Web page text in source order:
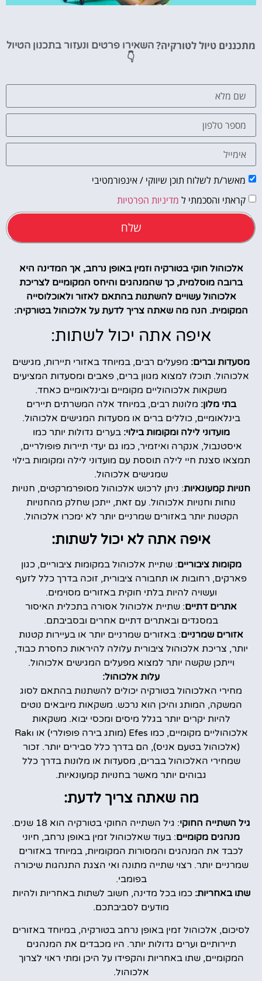
מציאת
לחצו
מתכננים טיול לטורקיה?השאירו פרטים ונעזור בתכנון הטיול
👇
מאשר/ת לשלוח תוכן שיווקי / אינפורמטיבי
קראתי והסכמתי ל מדיניות הפרטיות
שלח
אלכוהול חוקי בטורקיה וזמין באופן נרחב, אך המדינה היא
ברובה מוסלמית, כך שהמנהגים והיחס המקומיים לצריכת
אלכוהול עשויים להשתנות בהתאם לאזור ולאוכלוסייה
המקומית. הנה מה שאתה צריך לדעת על אלכוהול בטורקיה:
איפה אתה יכול לשתות:
מסעדות וברים: מפעלים רבים, במיוחד באזורי תיירות, מגישים
אלכוהול. תוכלו למצוא מגוון ברים, פאבים ומסעדות המציעים
משקאות אלכוהוליים מקומיים ובינלאומיים כאחד.
בתי מלון: מלונות רבים, במיוחד אלה המשרתים תיירים
בינלאומיים, כוללים ברים או מסעדות המגישים אלכוהול.
מועדוני לילה ומקומות בילוי: בערים גדולות יותר כמו
איסטנבול, אנקרה ואיזמיר, כמו גם יעדי תיירות פופולריים,
תמצאו סצנת חיי לילה תוססת עם מועדוני לילה ומקומות בילוי
שמגישים אלכוהול.
חנויות קמעונאיות: ניתן לרכוש אלכוהול מסופרמרקטים, חנויות
נוחות וחנויות אלכוהול. עם זאת, ייתכן שחלק מהחנויות
הקטנות יותר באזורים שמרניים יותר לא ימכרו אלכוהול.
איפה אתה לא יכול לשתות:
מקומות ציבוריים: שתיית אלכוהול במקומות ציבוריים, כגון
פארקים, רחובות או תחבורה ציבורית, זוכה בדרך כלל לזעף
ועשויה להיות בלתי חוקית באזורים מסוימים.
אתרים דתיים: שתיית אלכוהול אסורה בתכלית האיסור
במסגדים ובאתרים דתיים אחרים ובסביבתם.
אזורים שמרניים: באזורים שמרניים יותר או בעיירות קטנות
יותר, צריכת אלכוהול ציבורית עלולה להיראות כחסרת כבוד,
וייתכן שקשה יותר למצוא מפעלים המגישים אלכוהול.
עלות אלכוהול:
מחירי האלכוהול בטורקיה יכולים להשתנות בהתאם לסוג
המשקה, המותג והיכן הוא נרכש. משקאות מיובאים נוטים
להיות יקרים יותר בגלל מיסים ומכסי יבוא. משקאות
אלכוהוליים מקומיים, כמו Efes (מותג בירה פופולרי) או Rakı
(אלכוהול בטעם אניס), הם בדרך כלל סבירים יותר. זכור
שמחירי האלכוהול בברים, מסעדות או מלונות בדרך כלל
גבוהים יותר מאשר בחנויות קמעונאיות.
מה שאתה צריך לדעת:
גיל השתייה החוקי: גיל השתייה החוקי בטורקיה הוא 18 שנים.
מנהגים מקומיים: בעוד שאלכוהול זמין באופן נרחב, חיוני
לכבד את המנהגים והמסורות המקומיות, במיוחד באזורים
שמרניים יותר. רצוי שתייה מתונה ואי הצגת התנהגות שיכורה
בפומבי.
שתו באחריות: כמו בכל מדינה, חשוב לשתות באחריות ולהיות
מודעים לסביבתכם.
לסיכום, אלכוהול זמין באופן נרחב בטורקיה, במיוחד באזורים
תיירותיים וערים גדולות יותר. היו מכבדים את המנהגים
המקומיים, שתו באחריות והקפידו על היכן ומתי ראוי לצרוך
אלכוהול.